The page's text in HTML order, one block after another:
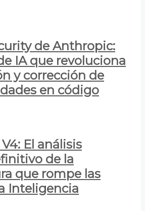
de Anthropic:
IA que revoluciona
y corrección de
en código
El análisis
de la
que rompe las
Inteligencia